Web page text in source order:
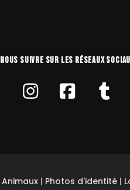
NOUS SUIVRE SUR LES RÉSEAUX
Animaux | Photos d'identité |